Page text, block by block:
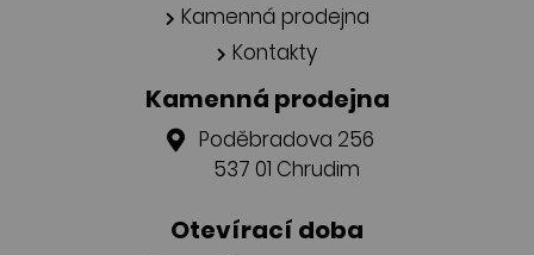
Kamenná prodejna
Kontakty
Kamenná prodejna
Poděbradova 256
537 01 Chrudim
Otevírací doba